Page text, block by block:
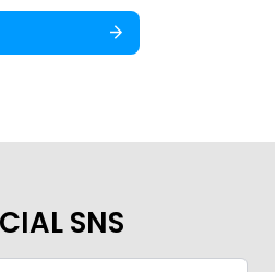
SNS